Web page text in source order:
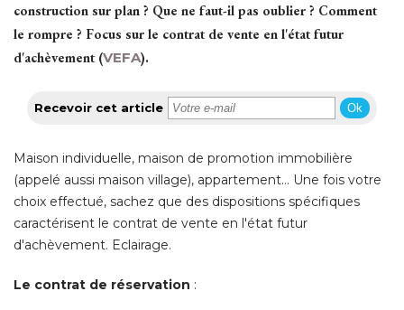
construction sur plan ? Que ne faut-il pas oublier ? Comment
le rompre ? Focus sur le contrat de vente en l'état futur
d'achèvement (VEFA).
Recevoir cet article Ok
Maison individuelle, maison de promotion immobilière
(appelé aussi maison village), appartement… Une fois votre
choix effectué, sachez que des dispositions spécifiques
caractérisent le contrat de vente en l'état futur
d'achèvement. Eclairage.
Le contrat de réservation :